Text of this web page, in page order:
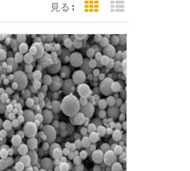
見る : Grid View